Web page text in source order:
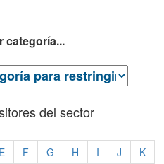
categoría...
del sector
E F G H I J
K